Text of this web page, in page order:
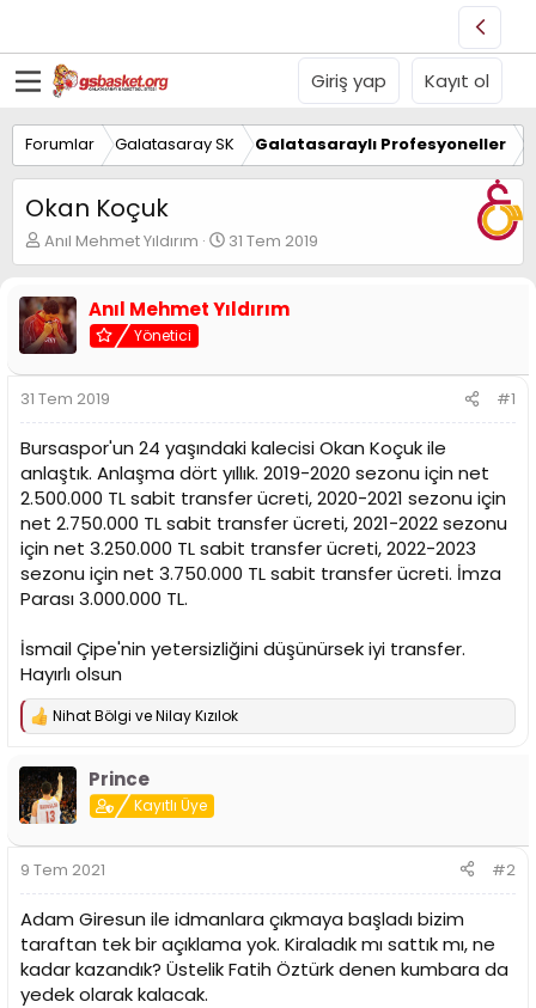
Giriş yap Kayıt ol
Forumlar Galatasaray SK Galatasaraylı Profesyoneller
Okan Koçuk
K
o
u
y
u
B
a
ş
a
t
a
n
Anıl Mehmet Yıldırım
B
a
l
g
a
r
i
h
i
31 Tem 2019
Anıl Mehmet Yıldırım
Yönetici
31 Tem 2019 #1
Bursaspor'un 24 yaşındaki kalecisi Okan Koçuk ile
anlaştık. Anlaşma dört yıllık. 2019-2020 sezonu için net
2.500.000 TL sabit transfer ücreti, 2020-2021 sezonu için
net 2.750.000 TL sabit transfer ücreti, 2021-2022 sezonu
için net 3.250.000 TL sabit transfer ücreti, 2022-2023
sezonu için net 3.750.000 TL sabit transfer ücreti. İmza
Parası 3.000.000 TL.
İsmail Çipe'nin yetersizliğini düşünürsek iyi transfer.
Hayırlı olsun
T
p
k
i
l
Nihat Bölgi veNilay Kızılok
Prince
Kayıtlı Üye
9 Tem 2021 #2
Adam Giresun ile idmanlara çıkmaya başladı bizim
taraftan tek bir açıklama yok. Kiraladık mı sattık mı, ne
kadar kazandık? Üstelik Fatih Öztürk denen kumbara da
yedek olarak kalacak.